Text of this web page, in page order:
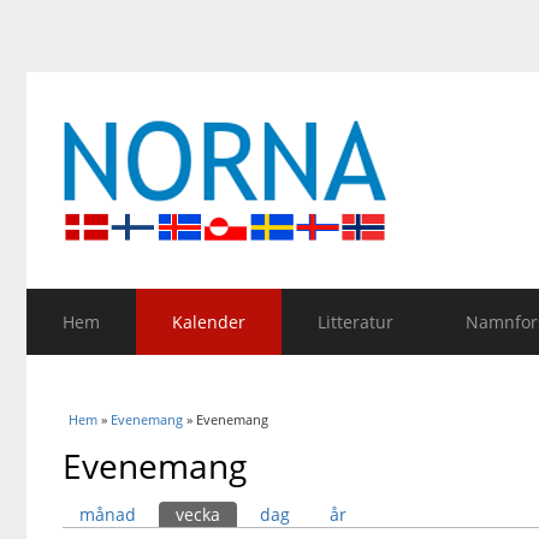
Hem Kalender Litteratur
Du är här
Hem » Evenemang » Evenemang
Evenemang
Primära flikar
månad vecka (aktiv flik)
dag år